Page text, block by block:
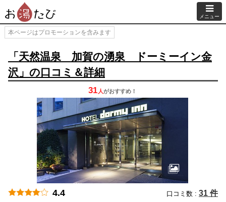
メニュー
本ページはプロモーションを含みます
「天然温泉 加賀の湧泉 ドーミーイン金
沢」の口コミ＆詳細
31 人がおすすめ！
4.4 口コミ数 : 31 件